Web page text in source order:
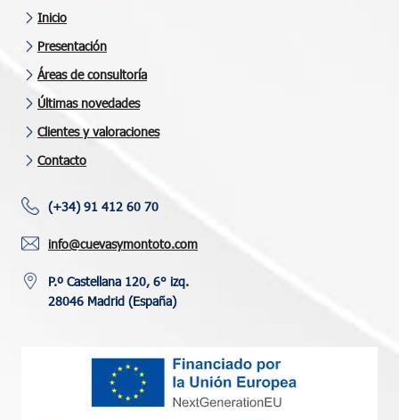
Inicio
Presentación
Áreas de consultoría
Últimas novedades
Clientes y valoraciones
Contacto
(+34) 91 412 60 70
info@cuevasymontoto.com
P.º Castellana 120, 6° izq.
28046 Madrid (España)